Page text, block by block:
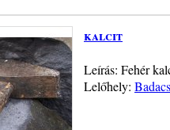
kalcit
Leírás: Fehér
Lelőhely: